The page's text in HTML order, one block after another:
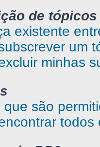
de tópicos
existente
um
minhas
são
todos